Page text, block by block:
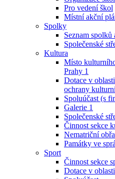
Pro vedení škol
Místní akční
Spolky
Seznam
Společenské
Kultura
Místo
Prahy 1
Dotace v
ochrany
Spoluúčast (s
Galerie 1
Společenské
Činnost sekce
Nematriční
Památky ve
Sport
Činnost sekce
Dotace v